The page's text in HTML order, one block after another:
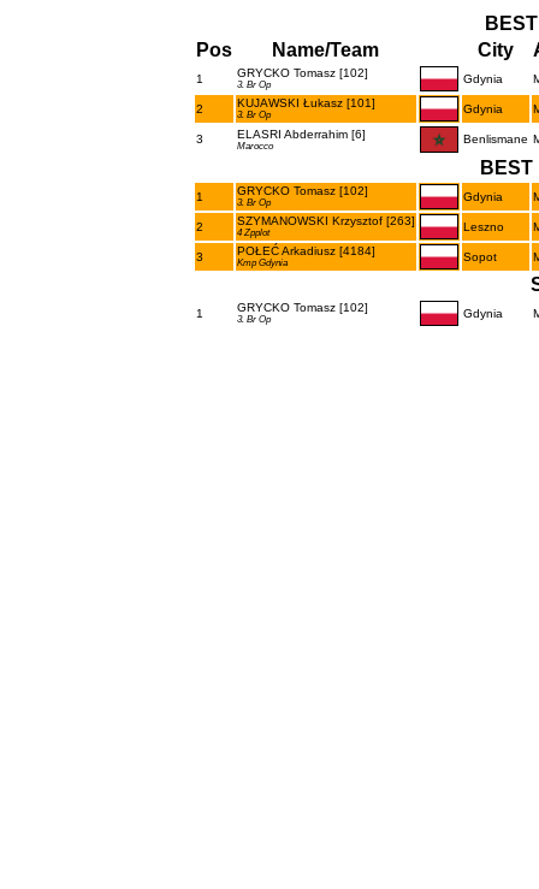
Pos
Name/Team City
1 GRYCKO Tomasz [102]
3. Br Op Gdynia
2 KUJAWSKI Łukasz [101]
3. Br Op Gdynia
3 ELASRI Abderrahim [6]
Marocco
Benlismane
BEST
1 GRYCKO Tomasz [102]
3. Br Op Gdynia
2 SZYMANOWSKI Krzysztof [263]
4 Zpplot Leszno
3 POŁEĆ Arkadiusz [4184]
Kmp Gdynia Sopot
1 GRYCKO Tomasz [102]
3. Br Op Gdynia